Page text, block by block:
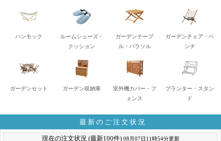
ハンモック
ルームシューズ・
クッション
ガーデンテーブ
ル・パラソル
ガーデンチェア・ベ
ンチ
ガーデンセット ガーデン収納庫
室外機カバー・フ
ェンス
プランター・スタン
ド
最新のご注文状況